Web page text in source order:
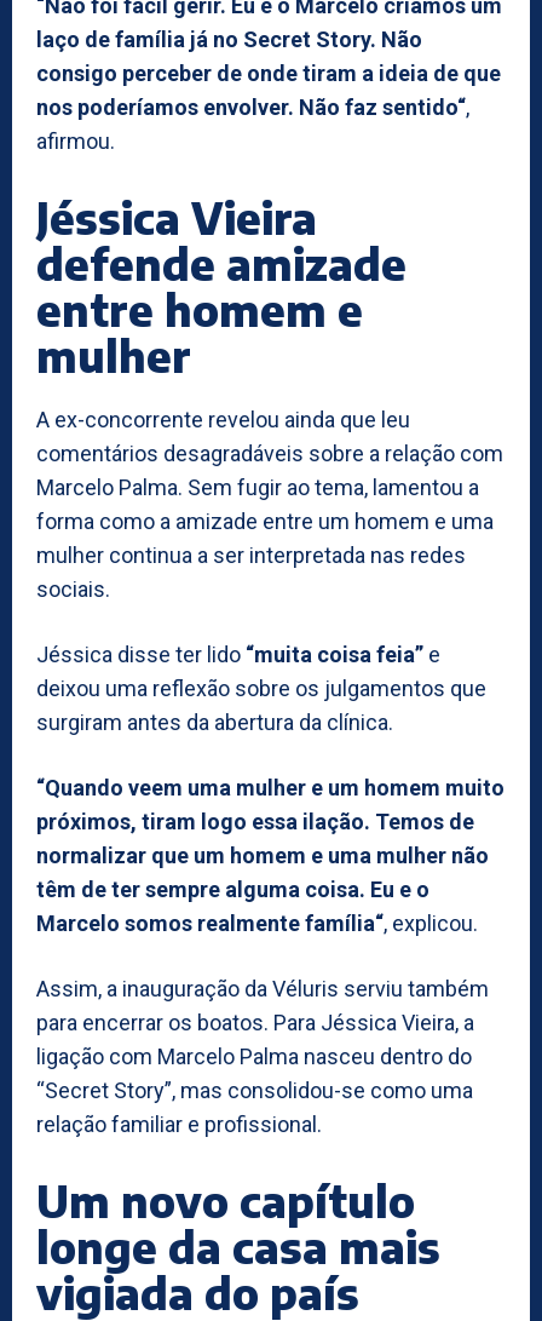
“Não foi fácil gerir. Eu e o Marcelo criámos um
laço de família já no Secret Story. Não
consigo perceber de onde tiram a ideia de que
nos poderíamos envolver. Não faz sentido“,
afirmou.
Jéssica Vieira
defende amizade
entre homem e
mulher
A ex-concorrente revelou ainda que leu
comentários desagradáveis sobre a relação com
Marcelo Palma. Sem fugir ao tema, lamentou a
forma como a amizade entre um homem e uma
mulher continua a ser interpretada nas redes
sociais.
Jéssica disse ter lido “muita coisa feia” e
deixou uma reflexão sobre os julgamentos que
surgiram antes da abertura da clínica.
“Quando veem uma mulher e um homem muito
próximos, tiram logo essa ilação. Temos de
normalizar que um homem e uma mulher não
têm de ter sempre alguma coisa. Eu e o
Marcelo somos realmente família“, explicou.
Assim, a inauguração da Véluris serviu também
para encerrar os boatos. Para Jéssica Vieira, a
ligação com Marcelo Palma nasceu dentro do
“Secret Story”, mas consolidou-se como uma
relação familiar e profissional.
Um novo capítulo
longe da casa mais
vigiada do país